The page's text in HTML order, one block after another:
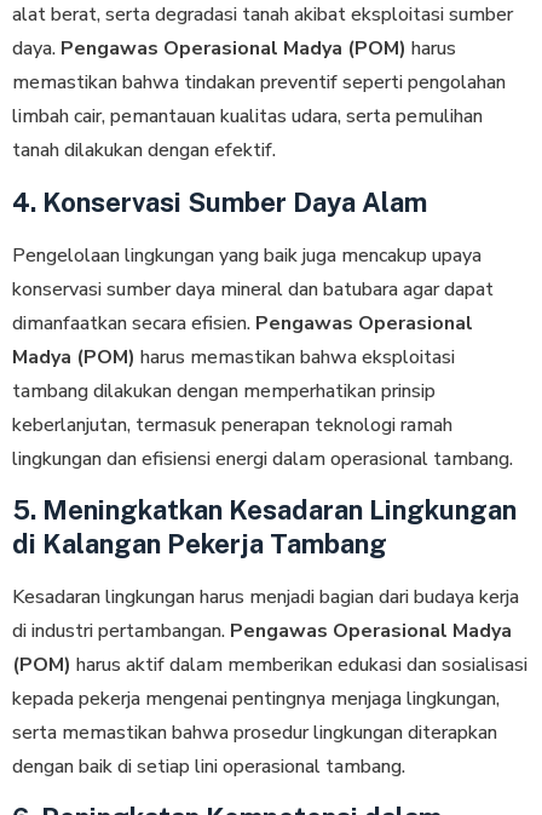
alat berat, serta degradasi tanah akibat eksploitasi sumber
daya. Pengawas Operasional Madya (POM) harus
memastikan bahwa tindakan preventif seperti pengolahan
limbah cair, pemantauan kualitas udara, serta pemulihan
tanah dilakukan dengan efektif.
4. Konservasi Sumber Daya Alam
Pengelolaan lingkungan yang baik juga mencakup upaya
konservasi sumber daya mineral dan batubara agar dapat
dimanfaatkan secara efisien. Pengawas Operasional
Madya (POM) harus memastikan bahwa eksploitasi
tambang dilakukan dengan memperhatikan prinsip
keberlanjutan, termasuk penerapan teknologi ramah
lingkungan dan efisiensi energi dalam operasional tambang.
5. Meningkatkan Kesadaran Lingkungan
di Kalangan Pekerja Tambang
Kesadaran lingkungan harus menjadi bagian dari budaya kerja
di industri pertambangan. Pengawas Operasional Madya
(POM) harus aktif dalam memberikan edukasi dan sosialisasi
kepada pekerja mengenai pentingnya menjaga lingkungan,
serta memastikan bahwa prosedur lingkungan diterapkan
dengan baik di setiap lini operasional tambang.